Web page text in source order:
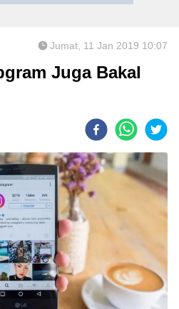
Jumat, 11 Jan 2019 10:07
Juga Bakal